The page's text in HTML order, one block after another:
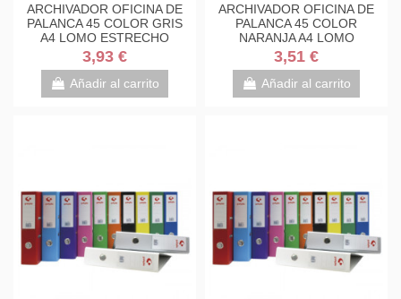
ARCHIVADOR OFICINA DE
PALANCA 45 COLOR GRIS
A4 LOMO ESTRECHO
290X320X55 GRAFOPLAS
17269371
3,93 €
Añadir al carrito
ARCHIVADOR OFICINA DE
PALANCA 45 COLOR
NARANJA A4 LOMO
ESTRECHO 290X320X55
GRAFOPLAS...
3,51 €
Añadir al carrito